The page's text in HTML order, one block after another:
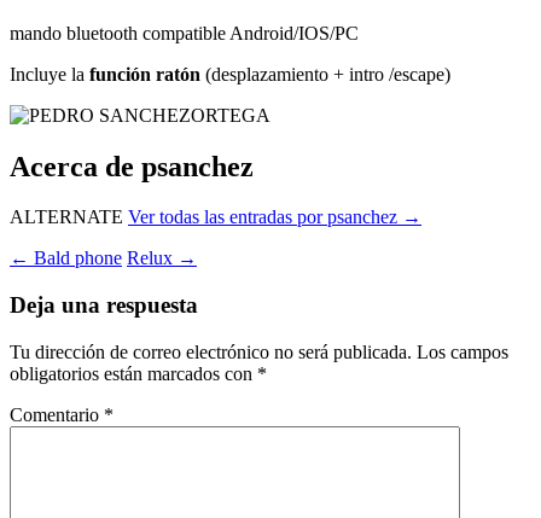
mando bluetooth compatible Android/IOS/PC
Incluye la función ratón (desplazamiento + intro /escape)
Acerca de psanchez
ALTERNATE Ver todas las entradas por psanchez →
Navegación
de
entradas
← Bald phone Relux →
Deja una respuesta
Tu dirección de correo electrónico no será publicada. Los campos
obligatorios están marcados con *
Comentario *